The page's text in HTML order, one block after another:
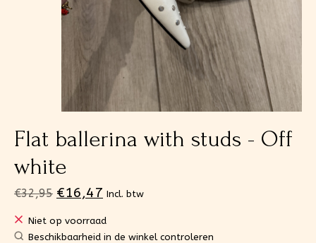
Flat ballerina with studs - Off
white
€32,95 €16,47 Incl. btw
Niet op voorraad
Beschikbaarheid in de winkel controleren